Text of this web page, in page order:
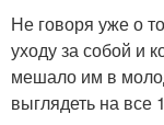
Не говоря уже о
уходу за собой и
мешало им в
выглядеть на все